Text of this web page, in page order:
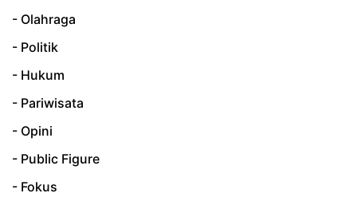
- Olahraga
- Politik
- Hukum
- Pariwisata
- Opini
- Public Figure
- Fokus